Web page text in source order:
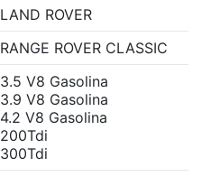
LAND ROVER
RANGE ROVER CLASSIC
3.5 V8 Gasolina
3.9 V8 Gasolina
4.2 V8 Gasolina
200Tdi
300Tdi